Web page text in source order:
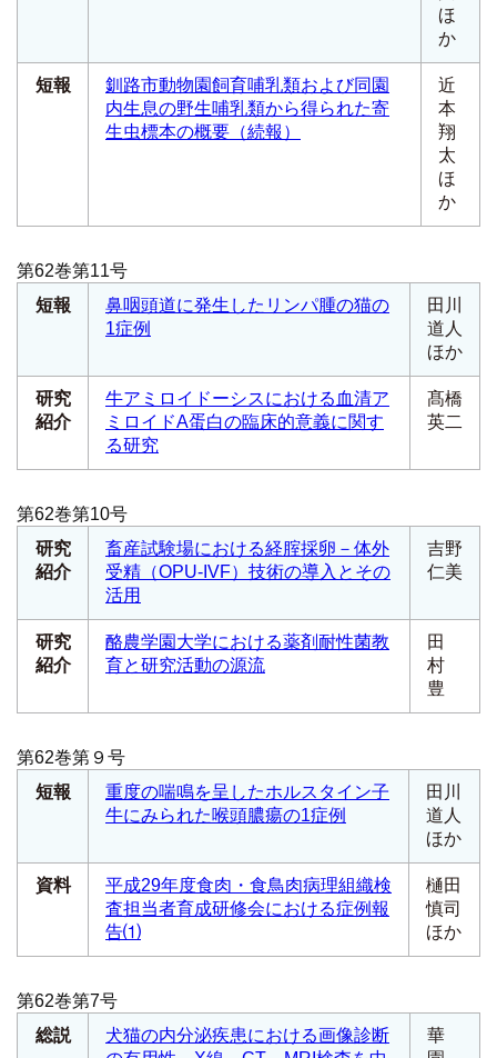
ほ
か
短報
釧路市動物園飼育哺乳類および同園
内生息の野生哺乳類から得られた寄
生虫標本の概要（続報）
近
本
翔
太
ほ
か
第62巻第11号
短報
鼻咽頭道に発生したリンパ腫の猫の
1症例
田川
道人
ほか
研究
紹介
牛アミロイドーシスにおける血清ア
ミロイドA蛋白の臨床的意義に関す
る研究
髙橋
英二
第62巻第10号
研究
紹介
畜産試験場における経腟採卵－体外
受精（OPU-IVF）技術の導入とその
活用
吉野
仁美
研究
紹介
酪農学園大学における薬剤耐性菌教
育と研究活動の源流
田
村
豊
第62巻第９号
短報
重度の喘鳴を呈したホルスタイン子
牛にみられた喉頭膿瘍の1症例
田川
道人
ほか
資料
平成29年度食肉・食鳥肉病理組織検
査担当者育成研修会における症例報
告⑴
樋田
慎司
ほか
第62巻第7号
総説
犬猫の内分泌疾患における画像診断
華